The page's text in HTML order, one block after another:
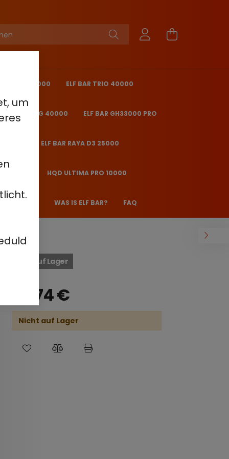
um
PRO 40000 ELF BAR TRIO 40000
BAR ICE KING 40000 ELF BAR GH33000 PRO
ELF BAR RAYA D3 25000
HQD ULTIMA PRO 10000
WAS IS ELF BAR? FAQ
Nicht auf Lager
39,74€
Nicht auf Lager